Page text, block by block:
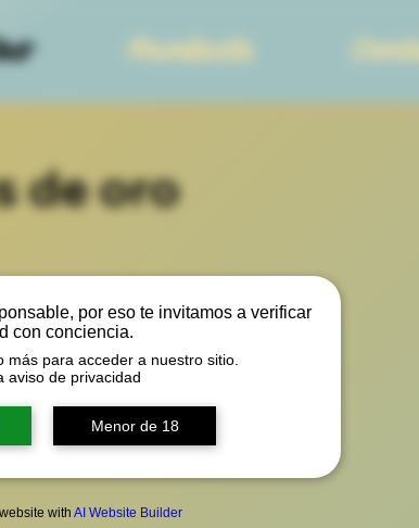
por eso te invitamos a verificar
con conciencia.
más para acceder a nuestro sitio.
aviso de privacidad
Menor de 18
with AI Website Builder
Products
de oro